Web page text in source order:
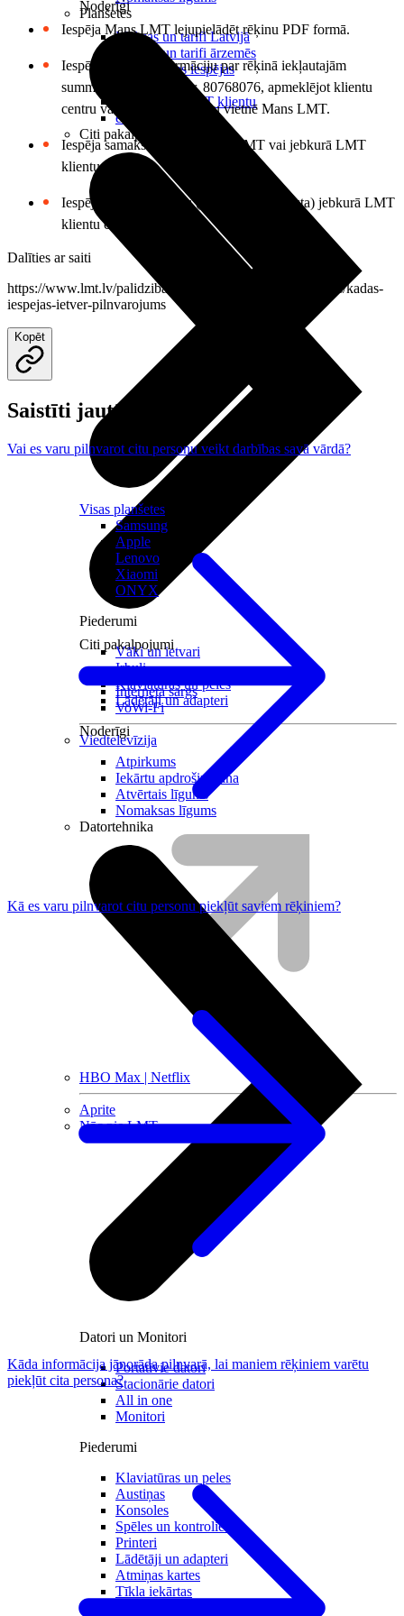
Noderīgi
Maksas un tarifi Latvijā
Maksas un tarifi ārzemēs
LMT Kartes iespējas
Kā kļūt par LMT klientu
eSIM tehnoloģija
Citi pakalpojumi
Citi pakalpojumi
Interneta sargs
VoWi-Fi
Viedtelevīzija
HBO Max | Netflix
Aprite
Nāc pie LMT
Planšetes
Visas planšetes
Samsung
Apple
Lenovo
Xiaomi
ONYX
Piederumi
Vāki un ietvari
Irbuļi
Klaviatūras un peles
Lādētāji un adapteri
Noderīgi
Atpirkums
Iekārtu apdrošināšana
Atvērtais līgums
Nomaksas līgums
Datortehnika
Datori un Monitori
Portatīvie datori
Stacionārie datori
All in one
Monitori
Piederumi
Klaviatūras un peles
Austiņas
Konsoles
Spēles un kontrolieri
Printeri
Lādētāji un adapteri
Atmiņas kartes
Tīkla iekārtas
Iespēja Mans LMT lejupielādēt rēķinu PDF formā.
Iespēja precizēt informāciju par rēķinā iekļautajām
summām, zvanot pa tālr. 80768076, apmeklējot klientu
centru vai izmantojot saziņu vietnē Mans LMT.
Iespēja samaksāt rēķinu Mans LMT vai jebkurā LMT
klientu centrā.
Iespēja pieprasīt rēķinu (bez sarunu saraksta) jebkurā LMT
klientu centrā.
Dalīties ar saiti
https://www.lmt.lv/palidziba/ligumi-un-noteikumi/pilnvaras/kadas-
iespejas-ietver-pilnvarojums
Kopēt
Saistīti jautājumi
Vai es varu pilnvarot citu personu veikt darbības savā vārdā?
Kā es varu pilnvarot citu personu piekļūt saviem rēķiniem?
Kāda informācija jānorāda pilnvarā, lai maniem rēķiniem varētu
piekļūt cita persona?